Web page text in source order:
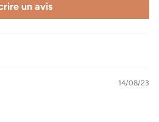
un avis
14/08/23